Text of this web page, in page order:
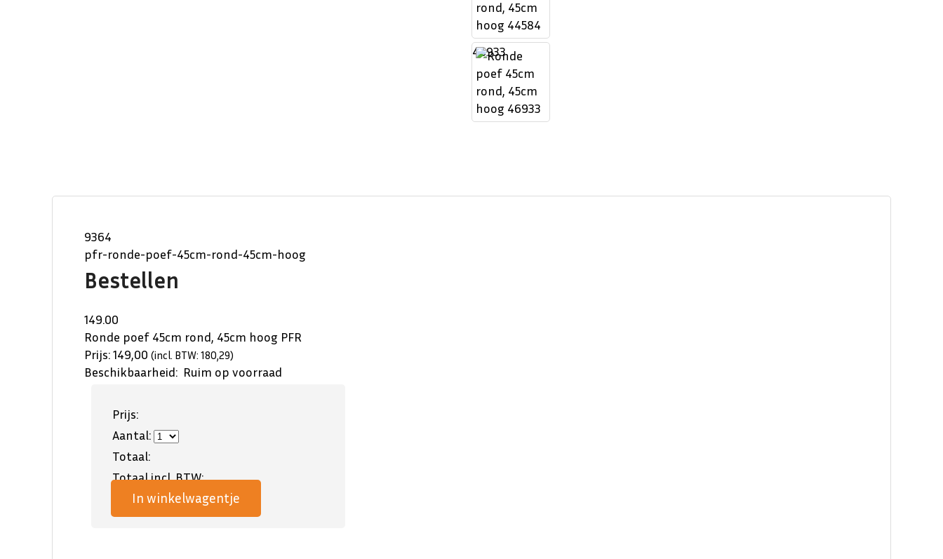
46933
9364
pfr-ronde-poef-45cm-rond-45cm-hoog
Bestellen
149.00
Ronde poef 45cm rond, 45cm hoog PFR
Prijs: 149,00 (incl. BTW: 180,29)
Beschikbaarheid: Ruim op voorraad
Prijs:
Aantal:
Totaal:
Totaal incl. BTW:
In winkelwagentje